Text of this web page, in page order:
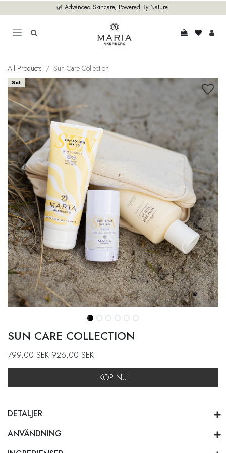
🌿 Advanced Skincare, Powered By Nature
All Products Sun Care Collection
Set
SUN CARE COLLECTION
799,00 SEK 926,00SEK
KÖP NU
DETALJER
ANVÄNDNING